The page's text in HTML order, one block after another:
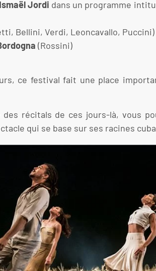
Ismaël Jordi dans un programme
Bellini, Verdi, Leoncavallo, Puccini)
(Rossini)
ce festival fait une place
récitals de ces jours-là, vous
qui se base sur ses racines